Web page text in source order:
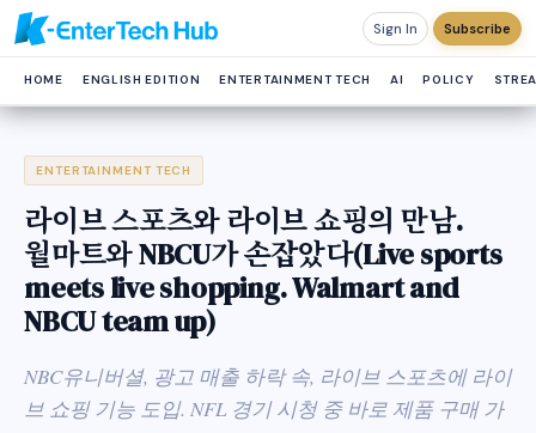
Sign In Subscribe
HOME ENGLISH EDITION ENTERTAINMENT TECH AI POLICY
ENTERTAINMENT TECH
라이브 스포츠와 라이브 쇼핑의 만남.
월마트와 NBCU가 손잡았다(Live sports
meets live shopping. Walmart and
NBCU team up)
NBC유니버셜, 광고 매출 하락 속, 라이브 스포츠에 라이
브 쇼핑 기능 도입. NFL 경기 시청 중 바로 제품 구매 가